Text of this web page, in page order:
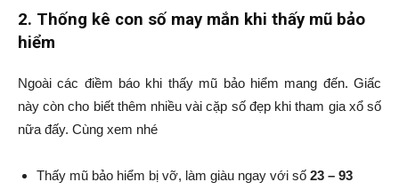
2. Thống kê con số may mắn khi thấy mũ bảo
hiểm
Ngoài các điềm báo khi thấy mũ bảo hiểm mang đến. Giấc
này còn cho biết thêm nhiều vài cặp số đẹp khi tham gia xổ số
nữa đấy. Cùng xem nhé
Thấy mũ bảo hiểm bị vỡ, làm giàu ngay với số 23 – 93